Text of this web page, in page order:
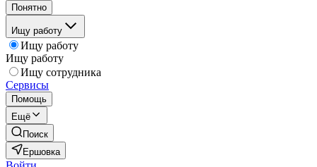
Понятно
Ищу работу
Ищу работу
Ищу работу
Ищу сотрудника
Сервисы
Помощь
Ещё
Поиск
Ершовка